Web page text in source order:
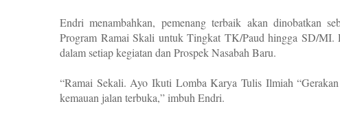
Endri menambahkan, pemenang terbaik akan dinobatkan
Program Ramai Skali untuk Tingkat TK/Paud hingga SD/MI.
dalam setiap kegiatan dan Prospek Nasabah Baru.
“Ramai Sekali. Ayo Ikuti Lomba Karya Tulis Ilmiah
kemauan jalan terbuka,” imbuh Endri.